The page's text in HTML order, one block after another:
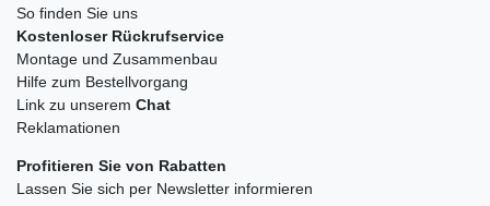
So finden Sie uns
Kostenloser Rückrufservice
Montage und Zusammenbau
Hilfe zum Bestellvorgang
Link zu unserem Chat
Reklamationen
Profitieren Sie von Rabatten
Lassen Sie sich per Newsletter informieren